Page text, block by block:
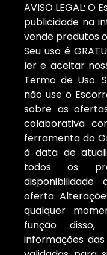
AVISO LEGAL: O
publicidade na
vende produtos
Seu uso é
ler e aceitar
Termo de Uso.
não use o
sobre as
colaborativa
ferramenta do
à data de
todos os
oferta.
qualquer
função
informações